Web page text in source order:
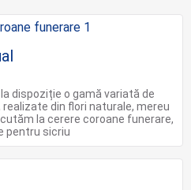
dispoziție o gamă variată de
din flori naturale, mereu
la cerere coroane funerare,
pentru sicriu